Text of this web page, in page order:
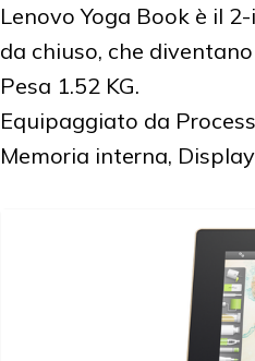
Lenovo Yoga Book è il
da chiuso, che
Pesa 1.52 KG.
Equipaggiato da
Memoria interna,